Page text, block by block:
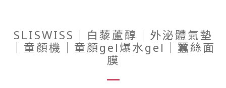
SLISWISS｜白藜蘆醇｜外泌體氣墊
｜童顏機｜童顏gel爆水gel｜蠶絲面
膜